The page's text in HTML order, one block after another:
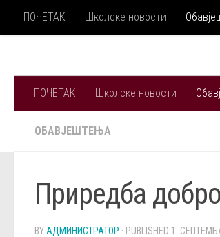
Skip to content
ПОЧЕТАК Школске новости
ПОЧЕТАК Школске новости
ОБАВЈЕШТЕЊА
Приредба
BY АДМИНИСТРАТОР · PUBLISHED 1.